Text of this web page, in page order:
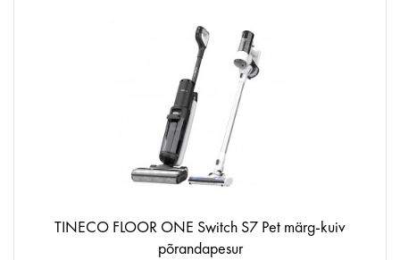
TINECO FLOOR ONE Switch S7 Pet märg-kuiv
põrandapesur